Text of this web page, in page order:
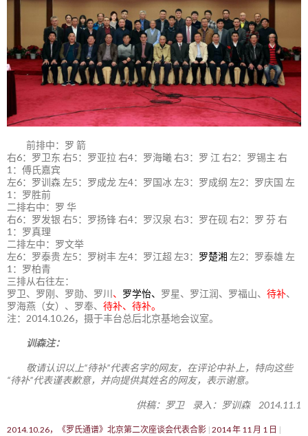
前排中：罗 箭
右6：罗卫东 右5：罗亚拉 右4：罗海曦 右3：罗 江 右2：罗锡主 右
1：傅氏嘉宾
左6：罗训森 左5：罗成龙 左4：罗国冰 左3：罗成纲 左2：罗庆国 左
1：罗胜前
二排右中：罗 华
右6：罗发银 右5：罗扬锋 右4：罗汉泉 右3：罗在砚 右2：罗 芬 右
1：罗真理
二排左中：罗文举
左6：罗泰贵 左5：罗树丰 左4：罗江超 左3： 罗楚湘 左2：罗泰雄 左
1：罗柏青
三排从右往左：
罗卫、罗刚、罗勋、罗川 、 罗学怡、 罗星、罗江润、罗福山、 待补、
罗海燕（女）、罗奉、 待补、待补。
注：2014.10.26，摄于丰台总后北京基地会议室。
训森注：
敬请认识以上“待补”代表名字的网友，在评论中补上，特向这些
“待补”代表谨表歉意，并向提供其姓名的网友，表示谢意。
供稿：罗卫 录入：罗训森 2014.11.1
2014.10.26，《罗氏通谱》北京第二次座谈会代表合影 2014 年 11 月 1 日